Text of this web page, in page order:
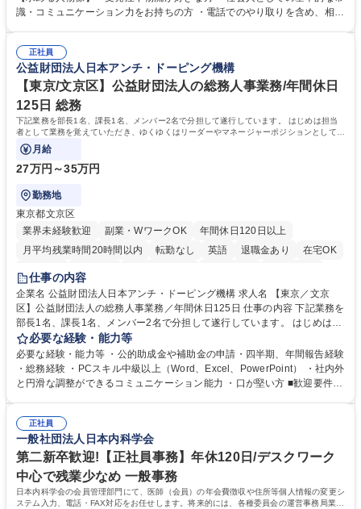
・入社後は商品について覚えることから始め、先輩社員OJTと共に業務を
万～・残業10H◆食品原料・健康食品の商社
識・コミュニケーション力をお持ちの方 ・電話でのやり取りを含め、相手
演算ができる方 ・業務ルールや指示を理解し、行動できる方 学歴・資格
学歴：大学院 大学 短大 語学力： 資格：
正社員
公益財団法人日本アンチ・ドーピング機構
【東京/文京区】公益財団法人の総務人事業務/年間休日
125日 総務
下記業務を部長1名、課長1名、メンバー2名で分担して遂行しています。 はじめは担当
者として業務を覚えていただき、ゆくゆくはリーダーやマネージャーポジションとして活
躍いただくことを期待しています。
月給
27万円～35万円
勤務地
東京都文京区
業界未経験歓迎
副業・WワークOK
年間休日120日以上
月平均残業時間20時間以内
転勤なし 英語 退職金あり
在宅OK
賞与あり
育休あり
食事補助あり
仕事の内容
企業名 公益財団法人日本アンチ・ドーピング機構 求人名 【東京／文京
区】公益財団法人の総務人事業務／年間休日125日 仕事の内容 下記業務を
部長1名、課長1名、メンバー2名で分担して遂行しています。 はじめは担
当者として業務を覚えていただき、ゆくゆくはリーダーやマネージャーポ
ジションとして活躍いただくことを期待しています。 【総務・人事グルー
プの業務内容】 ・人事制度関連 ・採用活動 ・教育研修の企画、実行 ・勤
怠管理 ・官公庁への各種提出 ・法定の会議運営（評議員会、理事会） ・
管理 ・福利厚生関連 ・職員からの問合せ、相談対応 ・その他日常の総務
業務全般 募集職種 【東京／文京区】公益財団法人の総務人事業務／年間
休日125日
必要な経験・能力等
必要な経験・能力等 ・公的助成金や補助金の申請・四半期、年間報告経験
・総務経験 ・PCスキル中級以上（Word、Excel、PowerPoint） ・社内外
と円滑な調整ができるコミュニケーション能力 ・口が堅い方 ■歓迎要件
正社員
一般社団法人日本内科学会
第二新卒歓迎!【正社員事務】年休120日/デスクワーク
中心で残業少なめ 一般事務
日本内科学会の会員管理部門にて、医師（会員）の年会費徴収や住所等個人情報の変更シ
ステム入力、電話・FAX対応をお任せします。将来的には、各種委員会の運営事務局業務